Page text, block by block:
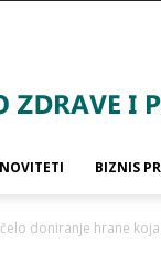
NOVITETI BIZNIS
doniranje hrane